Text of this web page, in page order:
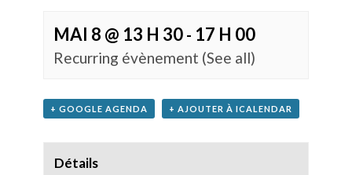
MAI 8 @ 13 H 30 - 17 H 00
Recurring évènement (See all)
+ GOOGLE AGENDA + AJOUTER À ICALENDAR
Détails